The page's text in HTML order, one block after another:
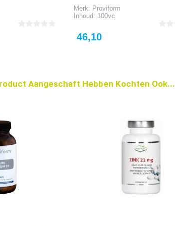
Merk: Proviform
Inhoud: 100vc
Prijs
46,10
Aangeschaft Hebben Kochten Ook...